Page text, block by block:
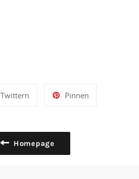
Twittern Pinnen
Homepage